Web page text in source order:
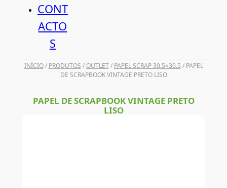
CONT
ACTO
S
INÍCIO/ PRODUTOS /OUTLET/ PAPEL SCRAP 30.5×30.5 / PAPEL
DE SCRAPBOOK VINTAGE PRETO LISO
PAPEL DE SCRAPBOOK VINTAGE PRETO
LISO